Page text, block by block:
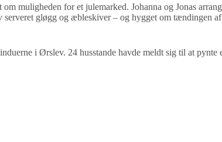
muligheden for et julemarked. Johanna og Jonas
gløgg og æbleskiver – og hygget om tændingen
i Ørslev. 24 husstande havde meldt sig til at